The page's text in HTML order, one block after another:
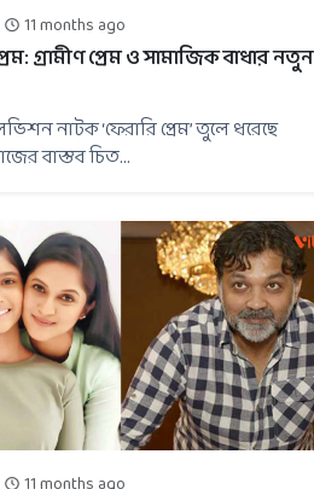
11 months ago
গ্রামীণ প্রেম ও সামাজিক বাধার নতুন
নাটক ‘ফেরারি প্রেম’ তুলে ধরেছে
বাস্তব চিত...